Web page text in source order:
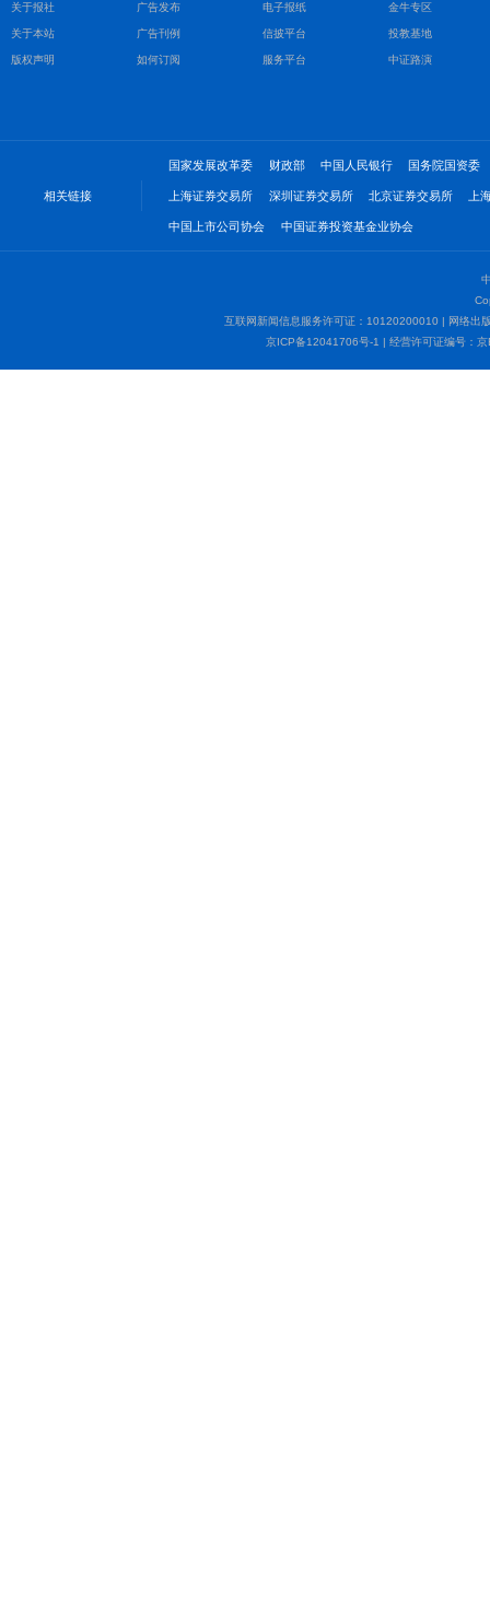
关于报社
关于本站
版权声明
广告发布
广告刊例
如何订阅
电子报纸
信披平台
服务平台
金牛专区
投教基地
中证路演
相关链接
国家发展改革委 财政部 中国人民银行 国务院国资委
上海证券交易所 深圳证券交易所 北京证券交易所 上
中国上市公司协会 中国证券投资基金业协会
互联网新闻信息服务许可证：10120200010 | 网络出
京ICP备12041706号-1 | 经营许可证编号：